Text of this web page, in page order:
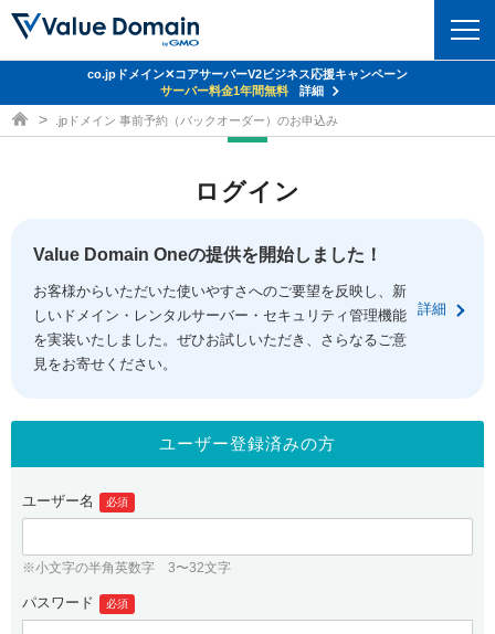
ドメイントップ
ドメイン移管
ドメイン価格一覧
ドメイン一括検索
.jpドメインオークション
gTLDオークション NEW!
.jpドメインバックオーダー
プレミアムドメイン
人気ドメインの種類
コアサーバー
バリューサーバー
XREA
セキュリティトップ
Value Domain ネットde診断
SSL証明書
サービストップ
お得意様割引
紹介制度
バリュードメインAPI
ドメイン・ホスティングOEM
facebook
ログイン
従来のバリュードメインをご利用希望の方
ユーザー登録
co.jpドメイン✕コアサーバーV2ビジネス応援キャンペーン
サーバー料金1年間無料
詳細
ドメイン取得ならバリュードメイン
.jpドメイン 事前予約（バックオーダー）のお申込み
ログイン
Value Domain Oneの提供を開始しました！
お客様からいただいた使いやすさへのご要望を反映し、新
しいドメイン・レンタルサーバー・セキュリティ管理機能
を実装いたしました。ぜひお試しいただき、さらなるご意
見をお寄せください。
詳細
ユーザー登録済みの方
ユーザー名 必須
※小文字の半角英数字 3〜32文字
パスワード 必須